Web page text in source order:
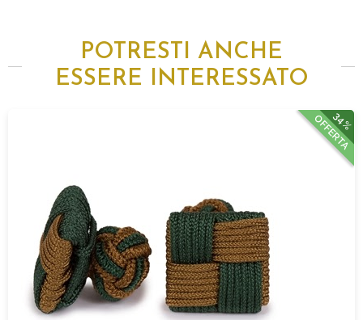
POTRESTI ANCHE
ESSERE INTERESSATO
34%
OFFERTA